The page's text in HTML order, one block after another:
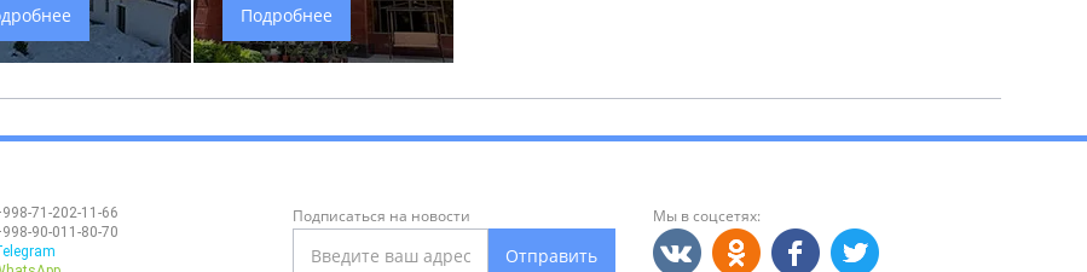
Подробнее
71-202-11-66
90-011-80-70
Подписаться на новости
Отправить
Мы в соцсетях: